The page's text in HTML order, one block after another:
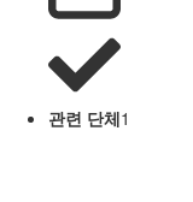
관련 단체1